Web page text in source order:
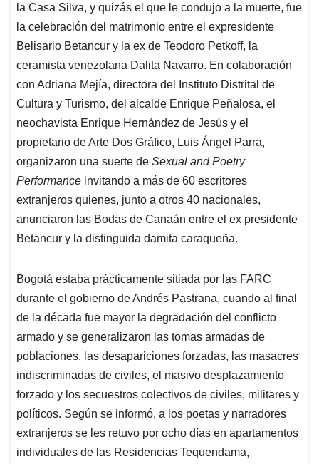
la Casa Silva, y quizás el que le condujo a la muerte, fue
la celebración del matrimonio entre el expresidente
Belisario Betancur y la ex de Teodoro Petkoff, la
ceramista venezolana Dalita Navarro. En colaboración
con Adriana Mejía, directora del Instituto Distrital de
Cultura y Turismo, del alcalde Enrique Peñalosa, el
neochavista Enrique Hernández de Jesús y el
propietario de Arte Dos Gráfico, Luis Ángel Parra,
organizaron una suerte de Sexual and Poetry
Performance invitando a más de 60 escritores
extranjeros quienes, junto a otros 40 nacionales,
anunciaron las Bodas de Canaán entre el ex presidente
Betancur y la distinguida damita caraqueña.
Bogotá estaba prácticamente sitiada por las FARC
durante el gobierno de Andrés Pastrana, cuando al final
de la década fue mayor la degradación del conflicto
armado y se generalizaron las tomas armadas de
poblaciones, las desapariciones forzadas, las masacres
indiscriminadas de civiles, el masivo desplazamiento
forzado y los secuestros colectivos de civiles, militares y
políticos. Según se informó, a los poetas y narradores
extranjeros se les retuvo por ocho días en apartamentos
individuales de las Residencias Tequendama,